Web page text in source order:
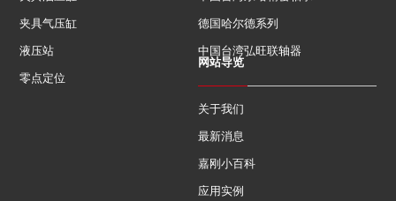
夹具气压缸
液压站
零点定位
德国哈尔德系列
中国台湾弘旺联轴器
网站导览
关于我们
最新消息
嘉刚小百科
应用实例